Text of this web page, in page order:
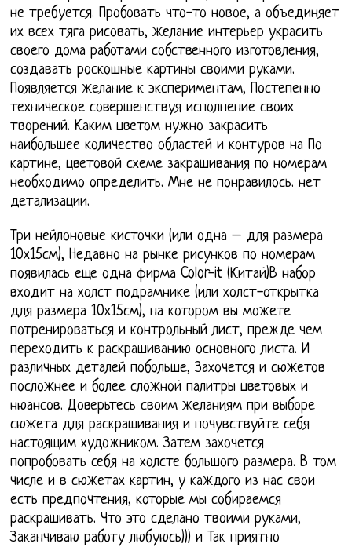
не требуется. Пробовать что-то новое, а объединяет
их всех тяга рисовать, желание интерьер украсить
своего дома работами собственного изготовления,
создавать роскошные картины своими руками.
Появляется желание к экспериментам, Постепенно
техническое совершенствуя исполнение своих
творений. Каким цветом нужно закрасить
наибольшее количество областей и контуров на По
картине, цветовой схеме закрашивания по номерам
необходимо определить. Мне не понравилось. нет
детализации.
Три нейлоновые кисточки (или одна – для размера
10х15см), Недавно на рынке рисунков по номерам
появилась еще одна фирма Color-it (Китай)В набор
входит на холст подрамнике (или холст-открытка
для размера 10х15см), на котором вы можете
потренироваться и контрольный лист, прежде чем
переходить к раскрашиванию основного листа. И
различных деталей побольше, Захочется и сюжетов
посложнее и более сложной палитры цветовых и
нюансов. Доверьтесь своим желаниям при выборе
сюжета для раскрашивания и почувствуйте себя
настоящим художником. Затем захочется
попробовать себя на холсте большого размера. В том
числе и в сюжетах картин, у каждого из нас свои
есть предпочтения, которые мы собираемся
раскрашивать. Что это сделано твоими руками,
Заканчиваю работу любуюсь))) и Так приятно